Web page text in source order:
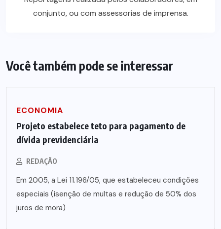
conjunto, ou com assessorias de imprensa.
Você também pode se interessar
ECONOMIA
Projeto estabelece teto para pagamento de
dívida previdenciária
REDAÇÃO
Em 2005, a Lei 11.196/05, que estabeleceu condições
especiais (isenção de multas e redução de 50% dos
juros de mora)